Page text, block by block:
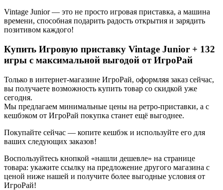
Vintage Junior — это не просто игровая приставка, а машина
времени, способная подарить радость открытия и зарядить
позитивом каждого!
Купить Игровую приставку Vintage Junior + 132
игры с максимальной выгодой от ИгроРай
Только в интернет-магазине ИгроРай, оформляя заказ сейчас,
вы получаете возможность купить товар со скидкой уже
сегодня.
Мы предлагаем минимальные цены на ретро-приставки, а с
кешбэком от ИгроРай покупка станет ещё выгоднее.
Покупайте сейчас — копите кешбэк и используйте его для
ваших следующих заказов!
Воспользуйтесь кнопкой «нашли дешевле» на странице
товара: укажите ссылку на предложение другого магазина с
ценой ниже нашей и получите более выгодные условия от
ИгроРай!